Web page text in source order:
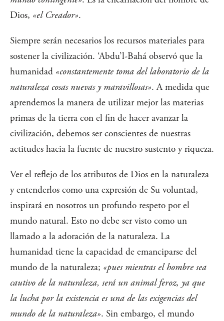
Dios, «el Creador».
Siempre serán necesarios los recursos materiales para
sostener la civilización. ‘Abdu’l-Bahá observó que la
humanidad «constantemente toma del laboratorio de la
naturaleza cosas nuevas y maravillosas». A medida que
aprendemos la manera de utilizar mejor las materias
primas de la tierra con el fin de hacer avanzar la
civilización, debemos ser conscientes de nuestras
actitudes hacia la fuente de nuestro sustento y riqueza.
Ver el reflejo de los atributos de Dios en la naturaleza
y entenderlos como una expresión de Su voluntad,
inspirará en nosotros un profundo respeto por el
mundo natural. Esto no debe ser visto como un
llamado a la adoración de la naturaleza. La
humanidad tiene la capacidad de emanciparse del
mundo de la naturaleza; «pues mientras el hombre sea
cautivo de la naturaleza, será un animal feroz, ya que
la lucha por la existencia es una de las exigencias del
mundo de la naturaleza». Sin embargo, el mundo